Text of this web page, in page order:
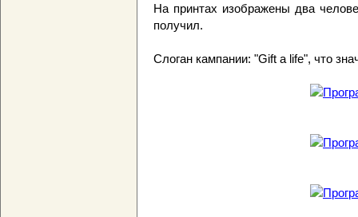
На принтах изображены два
получил.
Слоган кампании: "Gift a life", что